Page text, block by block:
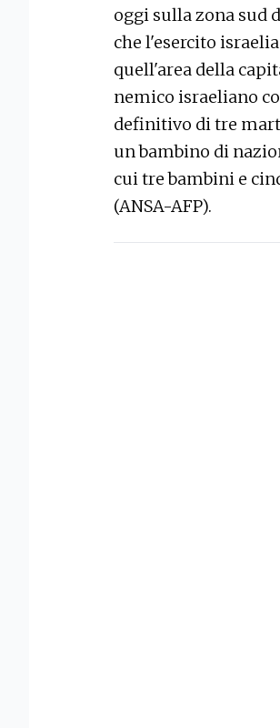
oggi sulla zona sud
che l'esercito
quell'area della
nemico israeliano
definitivo di tre
un bambino di
cui tre bambini e
(ANSA-AFP).